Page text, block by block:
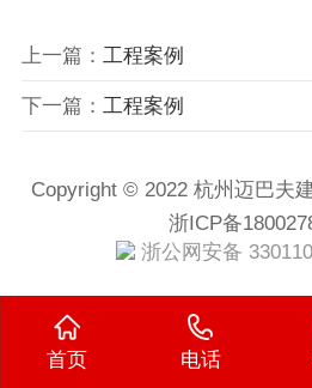
上一篇： 工程案例
下一篇： 工程案例
Copyright © 2022 杭州迈巴夫
浙ICP备
浙公网安备
首页 电话